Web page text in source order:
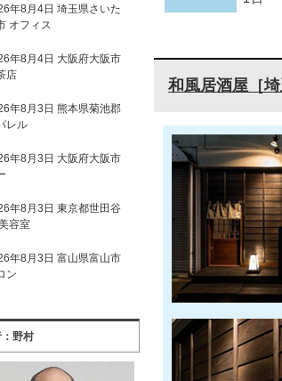
和風居酒屋［
年8月4日 埼玉県さいた
オフィス
年8月4日 大阪府大阪市
店
年8月3日 熊本県菊池郡
レル
年8月3日 大阪府大阪市
年8月3日 東京都世田谷
容室
年8月3日 富山県富山市
ン
野村